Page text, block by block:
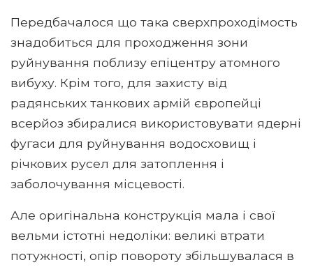
Передбачалося що така сверхпроходімость
знадобиться для проходження зони
руйнування поблизу епіцентру атомного
вибуху. Крім того, для захисту від
радянських танкових армій європейці
всерйоз збиралися використовувати ядерні
фугаси для руйнування водосховищ і
річкових русел для затоплення і
заболочування місцевості.
Але оригінальна конструкція мала і свої
вельми істотні недоліки: великі втрати
потужності, опір повороту збільшувалася в